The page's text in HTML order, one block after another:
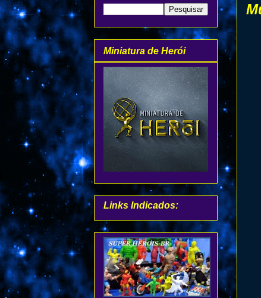
Miniatura de Herói
Links Indicados: